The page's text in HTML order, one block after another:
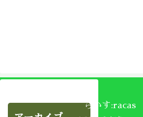
らかす:racas